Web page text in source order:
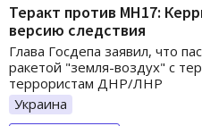
Теракт против MH17:
версию следствия
Глава Госдепа заявил, что
ракетой "земля-воздух" с
террористам ДНР/ЛНР
Украина